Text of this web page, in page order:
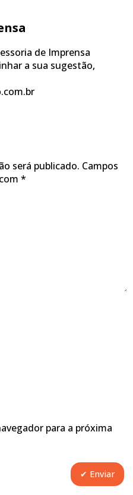
de Imprensa
a sua sugestão,
será publicado. Campos
*
para a próxima